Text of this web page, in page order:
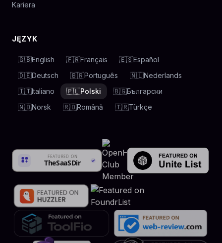
Kariera
JĘZYK
🇬🇧English 🇫🇷Français 🇪🇸Español
🇩🇪Deutsch 🇧🇷Português 🇳🇱Nederlands
🇮🇹Italiano 🇵🇱Polski 🇧🇬Български
🇳🇴Norsk 🇷🇴Română 🇹🇷Türkçe